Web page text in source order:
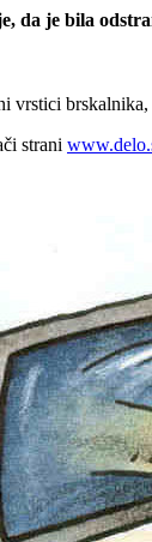
da je bila
vrstici
strani